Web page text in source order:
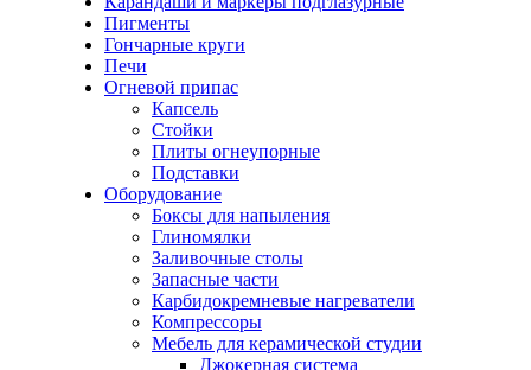
Пигменты
Гончарные круги
Печи
Огневой припас
Капсель
Стойки
Плиты огнеупорные
Подставки
Оборудование
Боксы для напыления
Глиномялки
Заливочные столы
Запасные части
Карбидокремневые нагреватели
Компрессоры
Мебель для керамической студии
Джокерная система